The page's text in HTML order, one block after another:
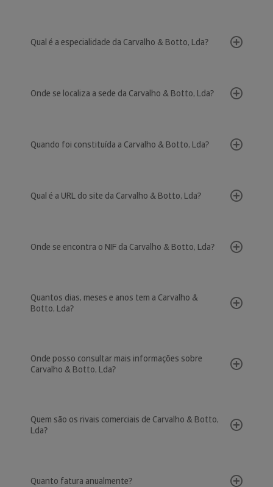
Qual é a especialidade da Carvalho & Botto, Lda?
Onde se localiza a sede da Carvalho & Botto, Lda?
Quando foi constituída a Carvalho & Botto, Lda?
Qual é a URL do site da Carvalho & Botto, Lda?
Onde se encontra o NIF da Carvalho & Botto, Lda?
Quantos dias, meses e anos tem a Carvalho &
Botto, Lda?
Onde posso consultar mais informações sobre
Carvalho & Botto, Lda?
Quem são os rivais comerciais de Carvalho & Botto,
Lda?
Quanto fatura anualmente?